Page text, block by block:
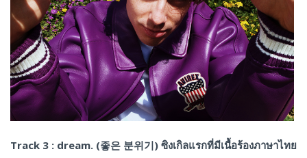
Track 3 : dream. (좋은 분위기) ซิงเกิลแรกที่มีเนื้อร้องภาษาไทย